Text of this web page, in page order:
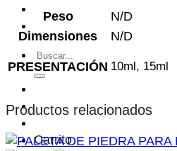
Productos
Buscar
por:
Carrito
Peso
N/D
Dimensiones
N/D
PRESENTACIÓN 10ml, 15ml
Productos relacionados